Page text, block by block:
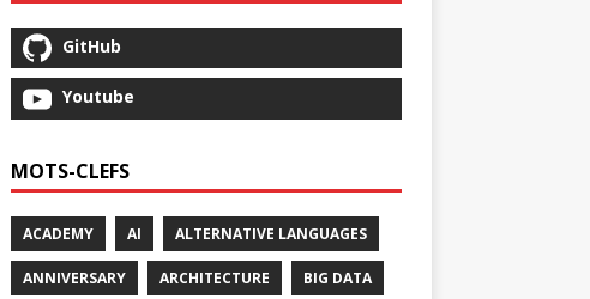
GitHub
Youtube
MOTS-CLEFS
ACADEMY AI ALTERNATIVE LANGUAGES
ANNIVERSARY ARCHITECTURE BIG DATA